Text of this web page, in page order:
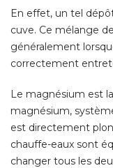
En effet, un tel
cuve. Ce mélange
généralement
correctement
Le magnésium est
magnésium,
est directement
chauffe-eaux sont
changer tous les